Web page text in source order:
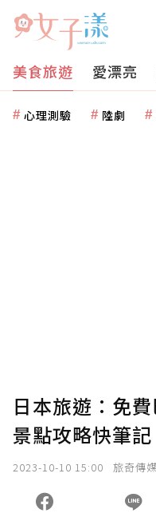
美食旅遊 愛漂亮
心理測驗 陸劇
日本旅遊：免
景點攻略快筆記
2023-10-10 15:00 旅奇傳